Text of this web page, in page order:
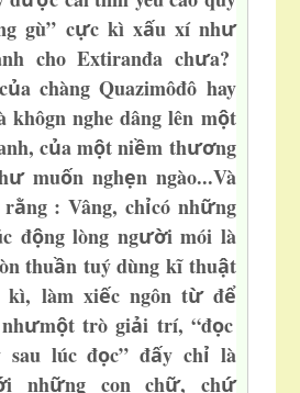
gù” cực kì xấu xí như
cho Extiranđa chưa?
ủa chàng Quazimôđô hay
khôgn nghe dâng lên một
của một niềm thương
ưmuốn nghẹn ngào...Và
rằng : Vâng, chỉcó những
động lòng người mói là
thuần tuý dùng kĩ thuật
kì, làm xiếc ngôn từđể
ưmột trò giải trí, “đọc
sau lúc đọc” đấy chỉ là
i những con chữ, chứ